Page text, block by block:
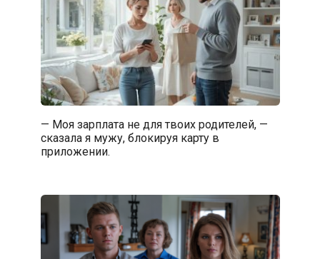
— Моя зарплата не для твоих родителей, —
сказала я мужу, блокируя карту в
приложении.